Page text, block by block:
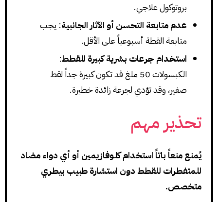
بروتوكول علاجي.
عدم متابعة التحسن أو الآثار الجانبية: يجب
متابعة القطة أسبوعياً على الأقل.
استخدام جرعات بشرية كبيرة للقطط:
الكبسولات 50 ملغ قد تكون كبيرة جداً لقط
صغير، وقد تؤدي لجرعة زائدة خطيرة.
تحذير مهم
يُمنع منعاً باتاً استخدام كلوفازيمين أو أي دواء مضاد
للمتفطرات للقطط دون استشارة طبيب بيطري
متخصص.